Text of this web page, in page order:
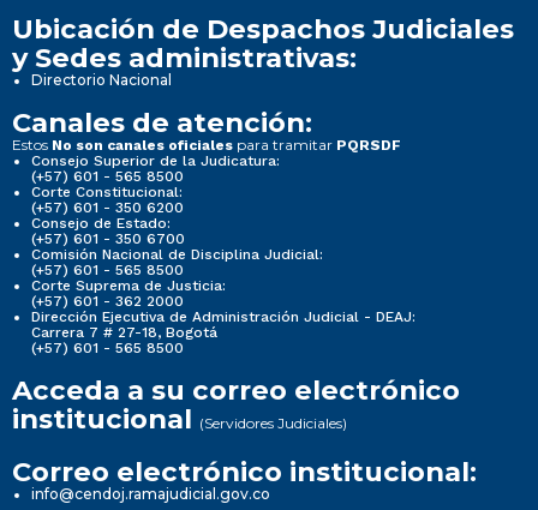
Ubicación de Despachos Judiciales
y Sedes administrativas:
Directorio Nacional
Canales de atención:
Estos No son canales oficiales para tramitar PQRSDF
Consejo Superior de la Judicatura:
(+57) 601 - 565 8500
Corte Constitucional:
(+57) 601 - 350 6200
Consejo de Estado:
(+57) 601 - 350 6700
Comisión Nacional de Disciplina Judicial:
(+57) 601 - 565 8500
Corte Suprema de Justicia:
(+57) 601 - 362 2000
Dirección Ejecutiva de Administración Judicial - DEAJ:
Carrera 7 # 27-18, Bogotá
(+57) 601 - 565 8500
Acceda a su correo electrónico
institucional (Servidores Judiciales)
Correo electrónico institucional:
info@cendoj.ramajudicial.gov.co